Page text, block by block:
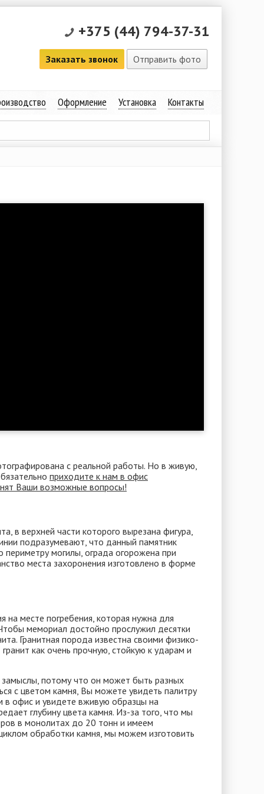
+375 (44) 794-37-31
Заказать звонок Отправить фото
Оформление Установка Контакты
с реальной работы. Но в живую,
приходите к нам в офис
Ваши возможные вопросы!
в верхней части которого вырезана фигура,
подразумевают, что данный памятник
могилы, ограда огорожена при
места захоронения изготовлено в форме
на месте погребения, которая нужна для
мемориал достойно прослужил десятки
Гранитная порода известна своими физико-
как очень прочную, стойкую к ударам и
потому что он может быть разных
с цветом камня, Вы можете увидеть палитру
в офис и увидете вживую образцы на
глубину цвета камня. Из-за того, что мы
в монолитах до 20 тонн и имеем
обработки камня, мы можем изготовить